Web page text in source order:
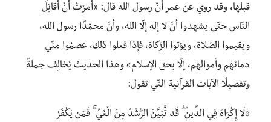
قبلها، وقد روي عن عمر أنّ رسول الله قال: «أُمرْتُ أنْ أُقاتِلَ
النّاس حتّى يشهدوا أنّ لا إله إلّا الله، وأنّ محمّدًا رسول الله،
ويقيموا الصّلاة، ويؤتوا الزّكاة، فإذا فعلوا ذلك، عصمُوا منّي
دمائهم وأموالهم، إلّا بحق الإسلام» وهذا الحديث يُخالِف جملةً
وتفصيلًا الآيات القرآنية التّي تقول:
«لَا إِكْرَاهَ فِي الدِّينِ ۖ قَد تَّبَيَّنَ الرُّشْدُ مِنَ الْغَيِّ ۚ فَمَن يَكْفُرْ